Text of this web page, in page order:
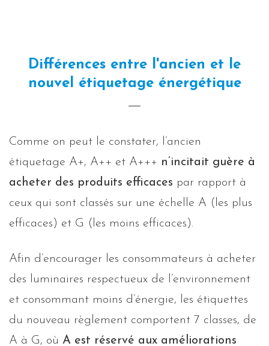
Différences entre l'ancien et le
nouvel étiquetage énergétique
Comme on peut le constater, l’ancien
étiquetage A+, A++ et A+++ n’incitait guère à
acheter des produits efficaces par rapport à
ceux qui sont classés sur une échelle A (les plus
efficaces) et G (les moins efficaces).
Afin d’encourager les consommateurs à acheter
des luminaires respectueux de l’environnement
et consommant moins d’énergie, les étiquettes
du nouveau règlement comportent 7 classes, de
A à G, où A est réservé aux améliorations